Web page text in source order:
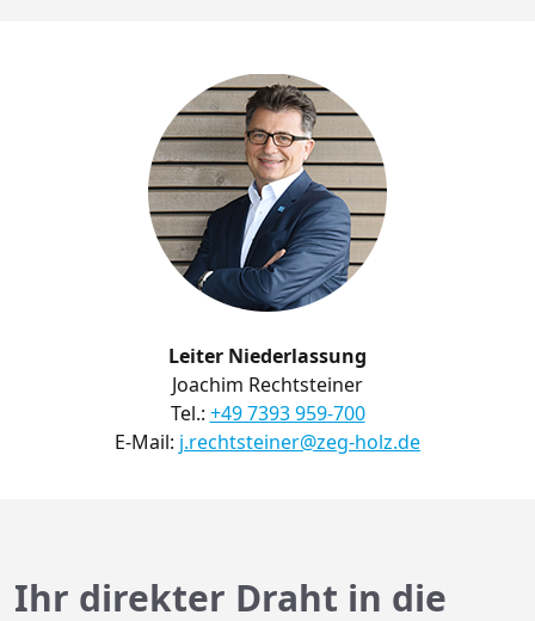
Leiter Niederlassung
Joachim Rechtsteiner
Tel.: +49 7393 959-700
E-Mail: j.rechtsteiner@zeg-holz.de
Ihr direkter Draht in die